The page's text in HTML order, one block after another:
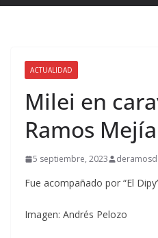
ACTUALIDAD
Milei en
Ramos Mejía
5 septiembre, 2023
Fue acompañado por “El
Imagen: Andrés Pelozo